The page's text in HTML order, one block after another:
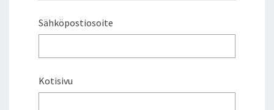
Sähköpostiosoite
Kotisivu